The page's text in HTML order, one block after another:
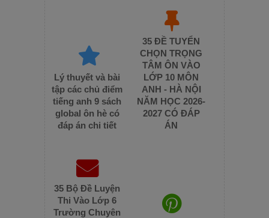
Lý thuyết và bài
tập các chủ điểm
tiếng anh 9 sách
global ôn hè có
đáp án chi tiết
35 ĐỀ TUYỂN
CHỌN TRỌNG
TÂM ÔN VÀO
LỚP 10 MÔN
ANH - HÀ NỘI
NĂM HỌC 2026-
2027 CÓ ĐÁP
ÁN
35 Bộ Đề Luyện
Thi Vào Lớp 6
Trường Chuyên